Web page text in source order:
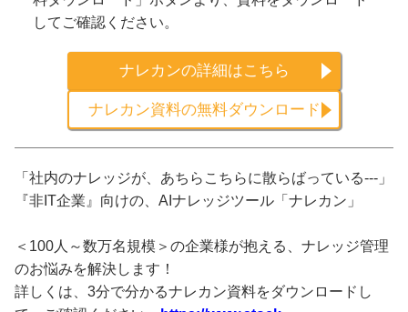
してご確認ください。
ナレカンの詳細はこちら
ナレカン資料の無料ダウンロード
「社内のナレッジが、あちらこちらに散らばっている---」
『非IT企業』向けの、AIナレッジツール「ナレカン」
＜100人～数万名規模＞の企業様が抱える、ナレッジ管理
のお悩みを解決します！
詳しくは、3分で分かるナレカン資料をダウンロードし